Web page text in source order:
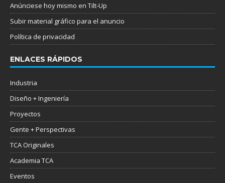
Anúnciese hoy mismo en Tilt-Up
Subir material gráfico para el anuncio
Política de privacidad
ENLACES RÁPIDOS
Industria
Diseño + Ingeniería
Proyectos
Gente + Perspectivas
TCA Originales
Academia TCA
Eventos